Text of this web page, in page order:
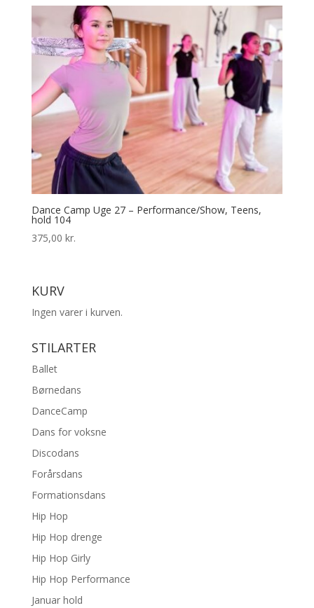
Dance Camp Uge 27 – Performance/Show, Teens,
hold 104
375,00 kr.
KURV
Ingen varer i kurven.
STILARTER
Ballet
Børnedans
DanceCamp
Dans for voksne
Discodans
Forårsdans
Formationsdans
Hip Hop
Hip Hop drenge
Hip Hop Girly
Hip Hop Performance
Januar hold